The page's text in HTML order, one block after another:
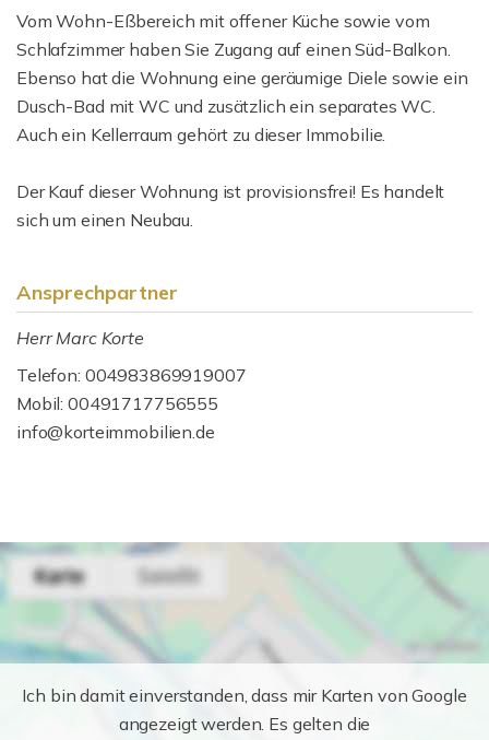
Vom Wohn-Eßbereich mit offener Küche sowie vom
Schlafzimmer haben Sie Zugang auf einen Süd-Balkon.
Ebenso hat die Wohnung eine geräumige Diele sowie ein
Dusch-Bad mit WC und zusätzlich ein separates WC.
Auch ein Kellerraum gehört zu dieser Immobilie.
Der Kauf dieser Wohnung ist provisionsfrei! Es handelt
sich um einen Neubau.
Ansprechpartner
Herr Marc Korte
Telefon: 004983869919007
Mobil: 00491717756555
info@korteimmobilien.de
Ich bin damit einverstanden, dass mir Karten von Google
angezeigt werden. Es gelten die